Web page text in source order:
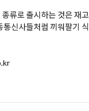
류로 출시하는 것은 재
신사들처럼 끼워팔기